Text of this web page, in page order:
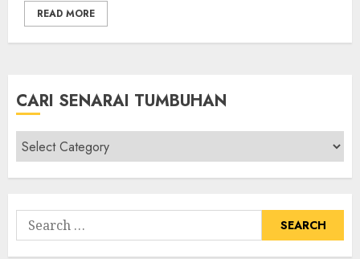
READ MORE
CARI SENARAI TUMBUHAN
Cari
Senarai
Tumbuhan
Search
for: